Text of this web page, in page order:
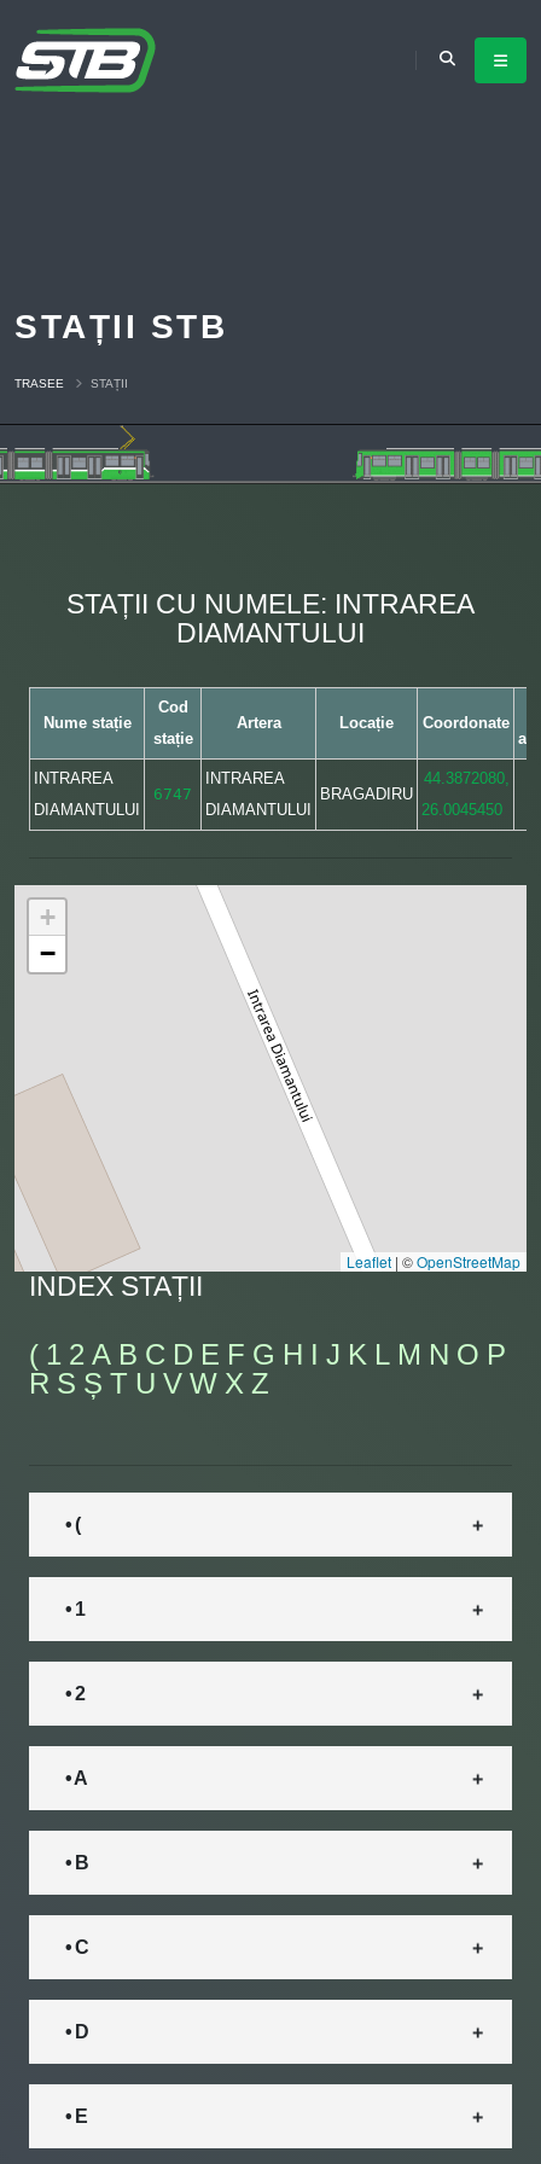
STAȚII STB
TRASEE STAȚII
STAȚII CU NUMELE: INTRAREA
DIAMANTULUI
Nume stație
Cod
stație
Artera Locație Coordonate
INTRAREA
DIAMANTULUI
6747
INTRAREA
DIAMANTULUI
BRAGADIRU
44.3872080,
26.0045450
+
−
Leaflet | ©OpenStreetMap
INDEX STAȚII
( 1 2 A B C D E F G H I J K L M N O P
R S Ș T U V W X Z
• (
• 1
• 2
• A
• B
• C
• D
• E